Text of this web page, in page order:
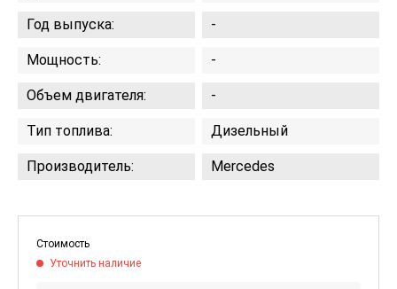
Год выпуска: -
Мощность: -
Объем двигателя: -
Тип топлива: Дизельный
Производитель: Mercedes
Стоимость
Уточнить наличие